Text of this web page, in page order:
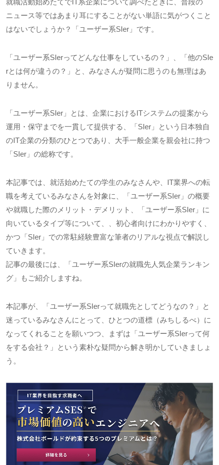
就職活動始めたてでIT系企業について調べたときに、普段の
ニュース等ではあまり耳にすることがない単語に気がつくこと
はないでしょうか？「ユーザー系SIer 」です。
「ユーザー系SIerってどんな仕事をしているの？」、「他のSIe
rとは何が違うの？」と、みなさんが疑問に思うのも無理はあ
りません。
「ユーザー系SIer 」とは、企業におけるITシステムの提案から
運用・保守までを一貫して提供する、「SIer 」という日本独自
のIT企業の分類のひとつであり、大手一般企業を親会社に持つ
「SIer 」の総称です。
本記事では、就活始めたての学生のみなさんや、 IT業界への転
職を考えているみなさんを対象に、「ユーザー系SIer 」の概要
や就職した際のメリット・デメリット、「ユーザー系SIer 」に
向いているタイプ等について、、初心者向けにわかりやすく、
かつ「SIer 」での常駐経験豊富な筆者のリアルな視点で解説し
ていきます。
記事の最後には、「ユーザー系SIerの就職先人気企業ランキン
グ」もご紹介しますね。
本記事が、「ユーザー系SIerって就職先としてどうなの？」と
迷っているみなさんにとって、ひとつの道標（みちしるべ）に
なってくれることを願いつつ、まずは「ユーザー系SIerって何
をする会社？」という素朴な疑問から解き明かしていきましょ
う。